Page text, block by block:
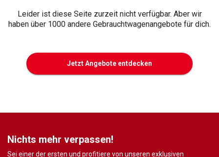
Leider ist diese Seite zurzeit nicht verfügbar. Aber wir
haben über 1000 andere Gebrauchtwagenangebote für dich.
Jetzt Angebote entdecken
Nichts mehr verpassen!
Sei einer der ersten und profitiere von unseren exklusiven